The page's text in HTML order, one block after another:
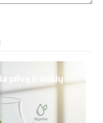
pilvą ir kokių